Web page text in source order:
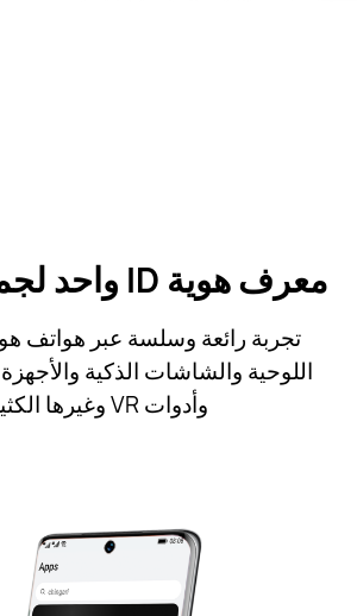
معرف هوية ID واحد لجميع الأجهزة
تجربة رائعة وسلسة عبر هواتف
اللوحية والشاشات الذكية والأجهزة
وأدوات VR وغيرها الكثير.